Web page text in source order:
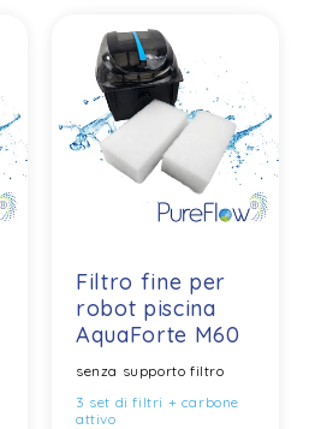
Filtro fine per
robot piscina
AquaForte M60
senza supporto filtro
3 set di filtri + carbone
attivo